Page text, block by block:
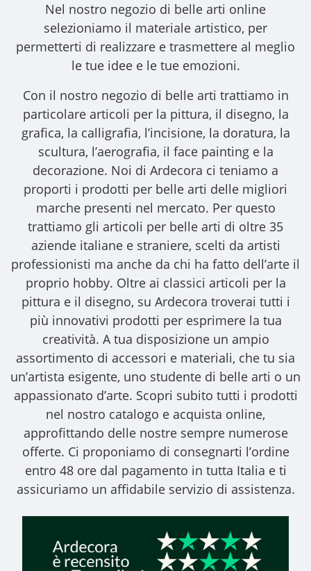
Nel nostro negozio di belle arti online
selezioniamo il materiale artistico, per
permetterti di realizzare e trasmettere al meglio
le tue idee e le tue emozioni.
Con il nostro negozio di belle arti trattiamo in
particolare articoli per la pittura, il disegno, la
grafica, la calligrafia, l’incisione, la doratura, la
scultura, l’aerografia, il face painting e la
decorazione. Noi di Ardecora ci teniamo a
proporti i prodotti per belle arti delle migliori
marche presenti nel mercato. Per questo
trattiamo gli articoli per belle arti di oltre 35
aziende italiane e straniere, scelti da artisti
professionisti ma anche da chi ha fatto dell’arte il
proprio hobby. Oltre ai classici articoli per la
pittura e il disegno, su Ardecora troverai tutti i
più innovativi prodotti per esprimere la tua
creatività. A tua disposizione un ampio
assortimento di accessori e materiali, che tu sia
un’artista esigente, uno studente di belle arti o un
appassionato d’arte. Scopri subito tutti i prodotti
nel nostro catalogo e acquista online,
approfittando delle nostre sempre numerose
offerte. Ci proponiamo di consegnarti l’ordine
entro 48 ore dal pagamento in tutta Italia e ti
assicuriamo un affidabile servizio di assistenza.